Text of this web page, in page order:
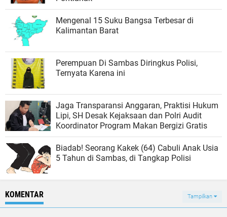
Mengenal 15 Suku Bangsa Terbesar di
Kalimantan Barat
Perempuan Di Sambas Diringkus Polisi,
Ternyata Karena ini
Jaga Transparansi Anggaran, Praktisi Hukum
Lipi, SH Desak Kejaksaan dan Polri Audit
Koordinator Program Makan Bergizi Gratis
Biadab! Seorang Kakek (64) Cabuli Anak Usia
5 Tahun di Sambas, di Tangkap Polisi
KOMENTAR Tampilkan